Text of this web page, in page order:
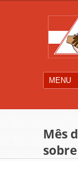
Mês